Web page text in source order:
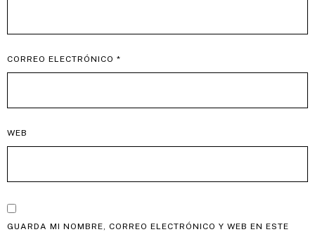
CORREO ELECTRÓNICO *
WEB
GUARDA MI NOMBRE, CORREO ELECTRÓNICO Y WEB EN ESTE